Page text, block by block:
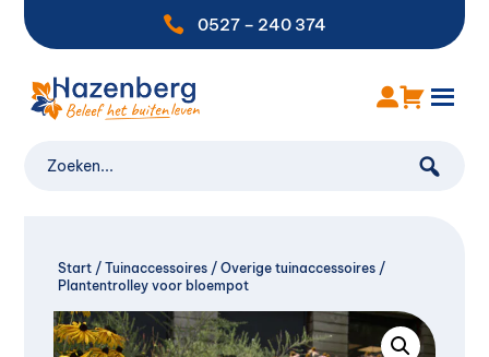
 0527 – 240 374
Start/ Tuinaccessoires/ Overige tuinaccessoires/
Plantentrolley voor bloempot